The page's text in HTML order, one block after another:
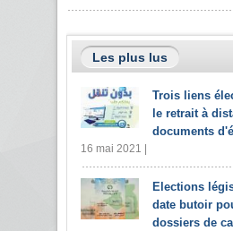
Les plus lus
Trois liens
le retrait à
documents
16 mai 2021 |
Elections
date butoir
dossiers de